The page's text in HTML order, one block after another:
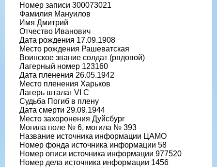
Номер записи 300073021
Фамилия Мануилов
Имя Дмитрий
Отчество Иванович
Дата рождения 17.09.1908
Место рождения Рашеватская
Воинское звание солдат (рядовой)
Лагерный номер 123160
Дата пленения 26.05.1942
Место пленения Харьков
Лагерь шталаг VI C
Судьба Погиб в плену
Дата смерти 29.09.1944
Место захоронения Дуйсбург
Могила поле № 6, могила № 393
Название источника информации ЦАМО
Номер фонда источника информации 58
Номер описи источника информации 977520
Номер дела источника информации 1456